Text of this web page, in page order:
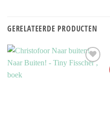
GERELATEERDE PRODUCTEN